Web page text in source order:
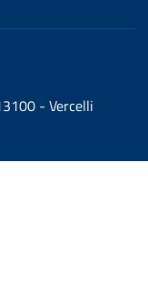
- Vercelli